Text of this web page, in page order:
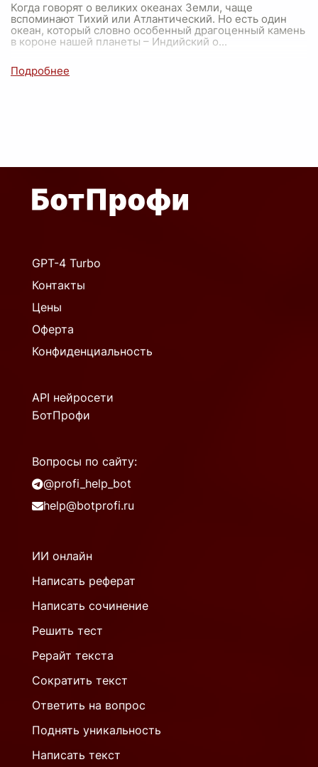
Когда говорят о великих океанах Земли, чаще
вспоминают Тихий или Атлантический. Но есть один
океан, который словно особенный драгоценный камень
в короне нашей планеты – Индийский о...
GPT-4 Turbo
Контакты
Цены
Оферта
Конфиденциальность
API нейросети
БотПрофи
Вопросы по сайту:
@profi_help_bot
help@botprofi.ru
ИИ онлайн
Написать реферат
Написать сочинение
Решить тест
Рерайт текста
Сократить текст
Ответить на вопрос
Поднять уникальность
Написать текст